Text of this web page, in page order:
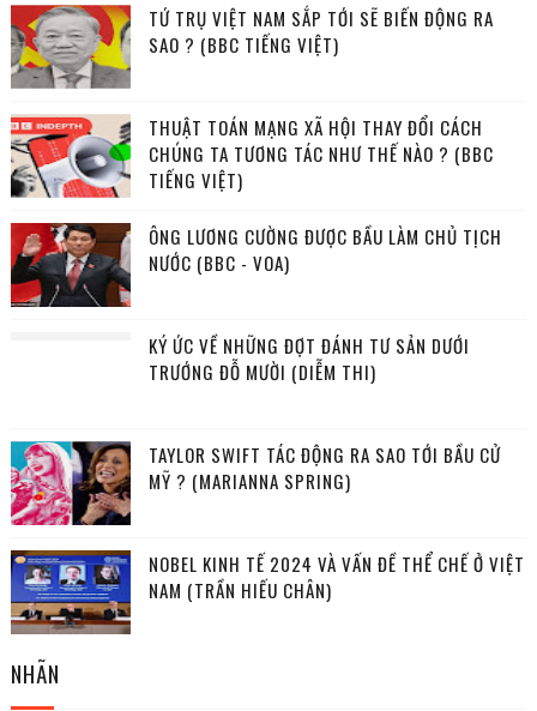
TỨ TRỤ VIỆT NAM SẮP TỚI SẼ BIẾN ĐỘNG RA
SAO ? (BBC TIẾNG VIỆT)
THUẬT TOÁN MẠNG XÃ HỘI THAY ĐỔI CÁCH
CHÚNG TA TƯƠNG TÁC NHƯ THẾ NÀO ? (BBC
TIẾNG VIỆT)
ÔNG LƯƠNG CƯỜNG ĐƯỢC BẦU LÀM CHỦ TỊCH
NƯỚC (BBC - VOA)
KÝ ỨC VỀ NHỮNG ĐỢT ĐÁNH TƯ SẢN DƯỚI
TRƯỚNG ĐỖ MƯỜI (DIỄM THI)
TAYLOR SWIFT TÁC ĐỘNG RA SAO TỚI BẦU CỬ
MỸ ? (MARIANNA SPRING)
NOBEL KINH TẾ 2024 VÀ VẤN ĐỀ THỂ CHẾ Ở VIỆT
NAM (TRẦN HIẾU CHÂN)
NHÃN